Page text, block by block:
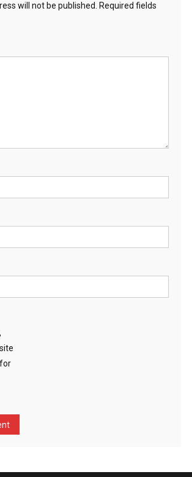
will not be published.
Required fields